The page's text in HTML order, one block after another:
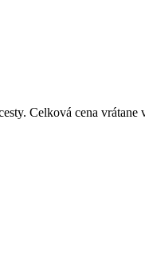
Celková cena